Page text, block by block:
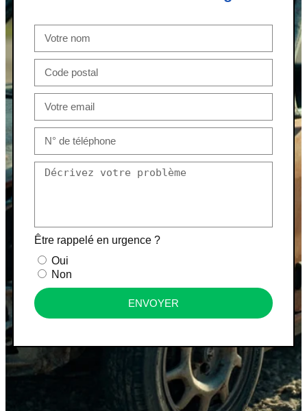
Être rappelé en urgence ?
Oui
Non
ENVOYER